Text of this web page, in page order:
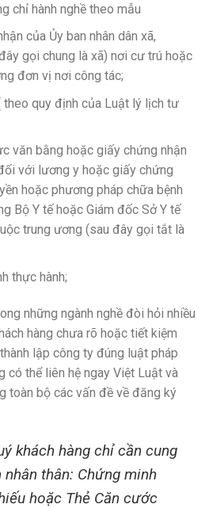
chỉ hành nghề theo mẫu
của Ủy ban nhân dân xã,
gọi chung là xã) nơi cư trú hoặc
đơn vị nơi công tác;
theo quy định của Luật lý lịch tư
văn bằng hoặc giấy chứng nhận
với lương y hoặc giấy chứng
hoặc phương pháp chữa bệnh
Bộ Y tế hoặc Giám đốc Sở Y tế
trung ương (sau đây gọi tắt là
thực hành;
những ngành nghề đòi hỏi nhiều
hàng chưa rõ hoặc tiết kiệm
lập công ty đúng luật pháp
có thể liên hệ ngay Việt Luật và
toàn bộ các vấn đề về đăng ký
khách hàng chỉ cần cung
thân: Chứng minh
hoặc Thẻ Căn cước